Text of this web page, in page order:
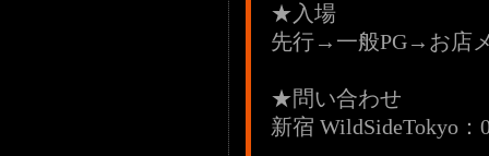
★入場
先行→一般PG→お店
★問い合わせ
新宿 WildSideTokyo